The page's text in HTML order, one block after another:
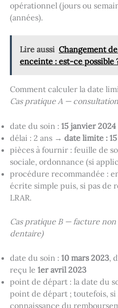
opérationnel (jours ou
(années).
Lire aussi Changement
enceinte : est-ce possible
Comment calculer la date
Cas pratique A —
date du soin : 15 janvier 2024
délai : 2 ans → date limite :
pièces à fournir : feuille de
sociale, ordonnance (si
procédure recommandée :
écrite simple puis, si pas de
LRAR.
Cas pratique B — facture
dentaire)
date du soin : 10 mars 2023,
reçu le 1er avril 2023
point de départ : la date du
point de départ ; toutefois, si
connaissance du